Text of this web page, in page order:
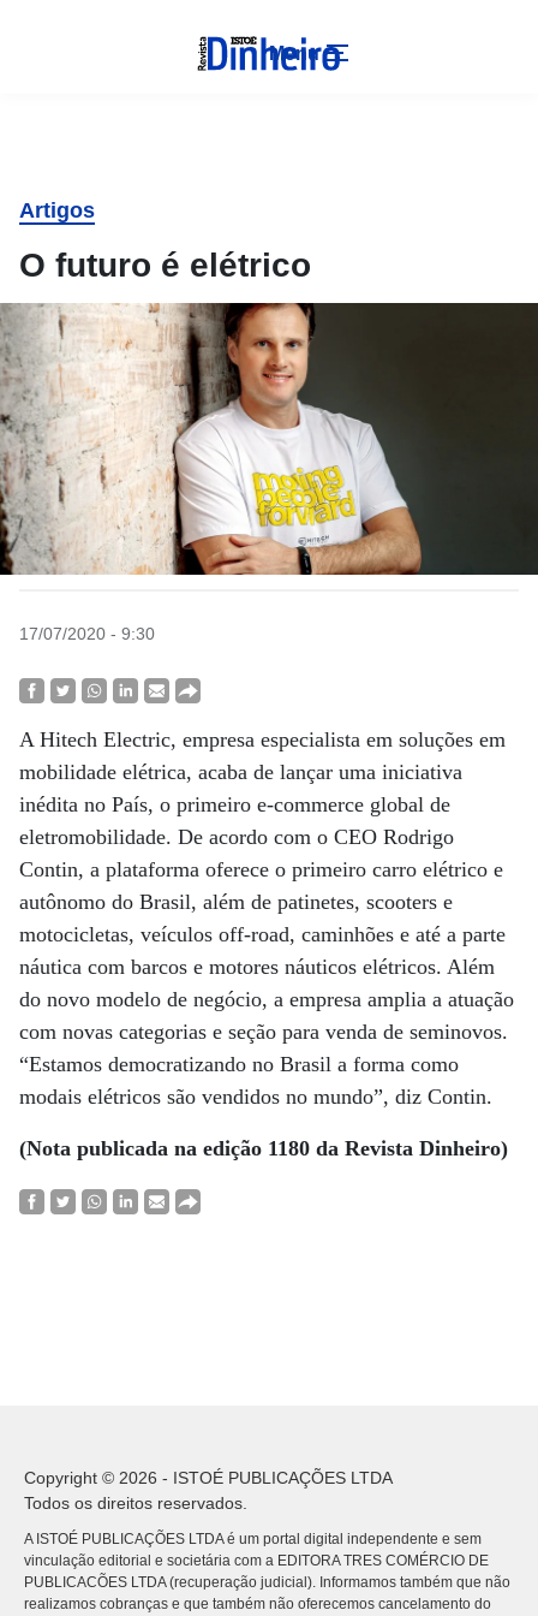
Menu
Artigos
O futuro é elétrico
17/07/2020 - 9:30
A Hitech Electric, empresa especialista em soluções em
mobilidade elétrica, acaba de lançar uma iniciativa
inédita no País, o primeiro e-commerce global de
eletromobilidade. De acordo com o CEO Rodrigo
Contin, a plataforma oferece o primeiro carro elétrico e
autônomo do Brasil, além de patinetes, scooters e
motocicletas, veículos off-road, caminhões e até a parte
náutica com barcos e motores náuticos elétricos. Além
do novo modelo de negócio, a empresa amplia a atuação
com novas categorias e seção para venda de seminovos.
“Estamos democratizando no Brasil a forma como
modais elétricos são vendidos no mundo”, diz Contin.
(Nota publicada na edição 1180 da Revista Dinheiro)
Copyright © 2026 - ISTOÉ PUBLICAÇÕES LTDA
Todos os direitos reservados.
A ISTOÉ PUBLICAÇÕES LTDA é um portal digital independente e sem
vinculação editorial e societária com a EDITORA TRES COMÉRCIO DE
PUBLICACÕES LTDA (recuperação judicial). Informamos também que não
realizamos cobranças e que também não oferecemos cancelamento do